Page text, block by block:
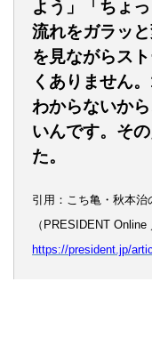
よう」「ちょ
流れをガラッ
を見ながらス
くありません
わからないか
いんです。そ
た。
引用：こち亀・秋本治
（PRESIDENT Online
https://president.jp/